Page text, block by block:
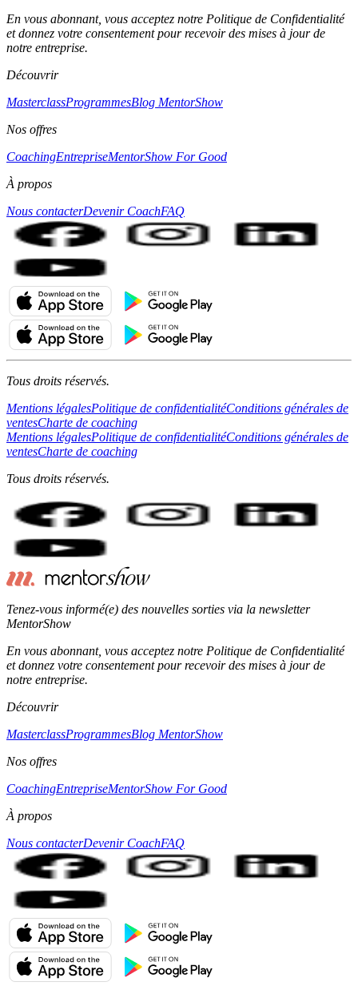
En vous abonnant, vous acceptez notre Politique de Confidentialité
et donnez votre consentement pour recevoir des mises à jour de
notre entreprise.
Découvrir
MasterclassProgrammesBlog MentorShow
Nos offres
CoachingEntrepriseMentorShow For Good
À propos
Nous contacterDevenir CoachFAQ
Tous droits réservés.
Mentions légalesPolitique de confidentialitéConditions générales de
ventesCharte de coaching
Mentions légalesPolitique de confidentialitéConditions générales de
ventesCharte de coaching
Tous droits réservés.
Tenez-vous informé(e) des nouvelles sorties via la newsletter
MentorShow
En vous abonnant, vous acceptez notre Politique de Confidentialité
et donnez votre consentement pour recevoir des mises à jour de
notre entreprise.
Découvrir
MasterclassProgrammesBlog MentorShow
Nos offres
CoachingEntrepriseMentorShow For Good
À propos
Nous contacterDevenir CoachFAQ